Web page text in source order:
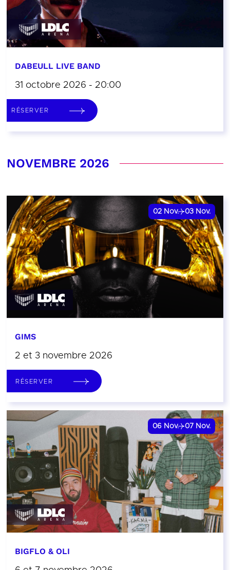
DABEULL LIVE BAND
31 octobre 2026 - 20:00
RÉSERVER
NOVEMBRE 2026
02 Nov. 03 Nov.
GIMS
2 et 3 novembre 2026
RÉSERVER
06 Nov. 07 Nov.
BIGFLO & OLI